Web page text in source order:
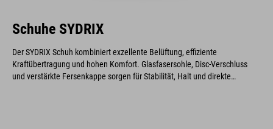
Schuhe SYDRIX
Der SYDRIX Schuh kombiniert exzellente Belüftung, effiziente
Kraftübertragung und hohen Komfort. Glasfasersohle, Disc-Verschluss
und verstärkte Fersenkappe sorgen für Stabilität, Halt und direkte